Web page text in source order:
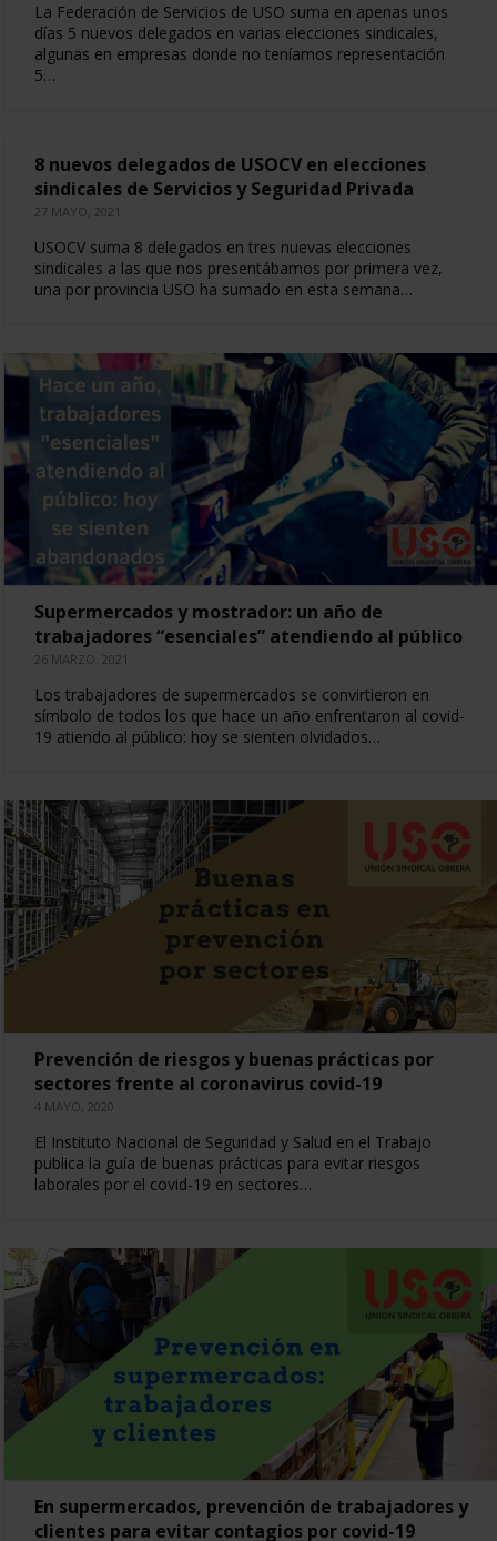
La Federación de Servicios de USO suma en apenas unos
días 5 nuevos delegados en varias elecciones sindicales,
algunas en empresas donde no teníamos representación
5…
8 nuevos delegados de USOCV en elecciones
sindicales de Servicios y Seguridad Privada
27 MAYO, 2021
USOCV suma 8 delegados en tres nuevas elecciones
sindicales a las que nos presentábamos por primera vez,
una por provincia USO ha sumado en esta semana…
Supermercados y mostrador: un año de
trabajadores “esenciales” atendiendo al público
26 MARZO, 2021
Los trabajadores de supermercados se convirtieron en
símbolo de todos los que hace un año enfrentaron al covid-
19 atiendo al público: hoy se sienten olvidados…
Prevención de riesgos y buenas prácticas por
sectores frente al coronavirus covid-19
4 MAYO, 2020
El Instituto Nacional de Seguridad y Salud en el Trabajo
publica la guía de buenas prácticas para evitar riesgos
laborales por el covid-19 en sectores…
En supermercados, prevención de trabajadores y
clientes para evitar contagios por covid-19